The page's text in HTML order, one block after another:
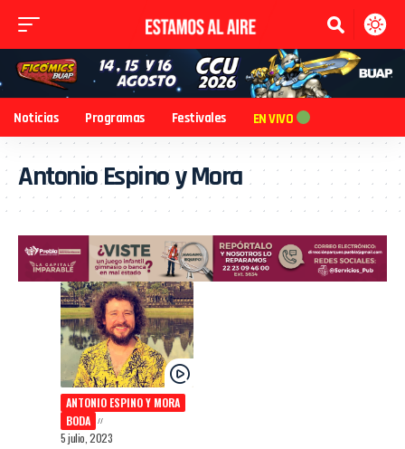
Noticias Programas Festivales EN VIVO
Antonio Espino y Mora
ANTONIO ESPINO Y MORA
BODA
5 julio, 2023